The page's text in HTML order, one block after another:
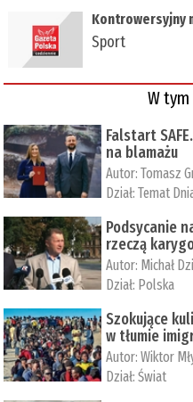
Kontrowersyjny
Sport
W
Falstart
na blamażu
Autor:Tomasz
Dział:Temat
Podsycanie
rzeczą
Autor: Michał
Dział: Polska
Szokujące
w tłumie
Autor:Wiktor
Dział:Świat